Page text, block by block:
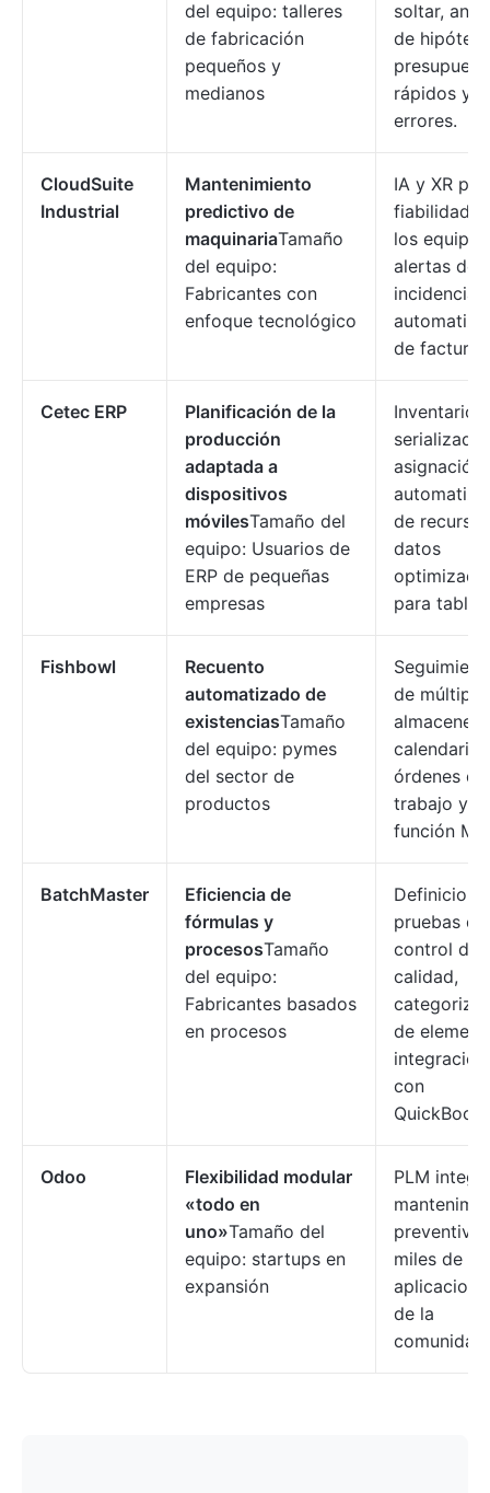
del equipo: talleres
de fabricación
pequeños y
medianos
soltar,
de
rápidos y
errores.
CloudSuite
Industrial
Mantenimiento
predictivo de
maquinariaTamaño
del equipo:
Fabricantes con
enfoque tecnológico
IA y XR
fiabilidad
los
alertas de
de
Cetec ERP
Planificación de la
producción
adaptada a
dispositivos
móvilesTamaño del
equipo: Usuarios de
ERP de pequeñas
empresas
Inventario
serializado,
asignación
de
datos
para
Fishbowl
Recuento
automatizado de
existenciasTamaño
del equipo: pymes
del sector de
productos
de
almacenes,
órdenes de
trabajo y
función
BatchMaster
Eficiencia de
fórmulas y
procesosTamaño
del equipo:
Fabricantes basados
en procesos
pruebas de
control de
calidad,
de
integración
con
Odoo
Flexibilidad modular
«todo en
uno»Tamaño del
equipo: startups en
expansión
PLM
preventivo
miles de
de la
comunidad.